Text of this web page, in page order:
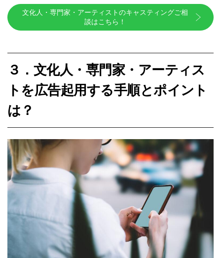
文化人・専門家・アーティストのキャスティングご相
談はこちら！
３．文化人・専門家・アーティス
トを広告起用する手順とポイント
は？